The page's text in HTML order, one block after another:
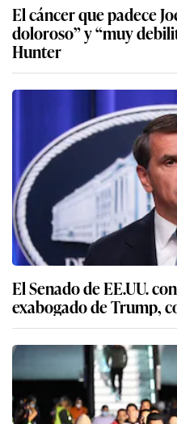
El cáncer que padece
doloroso” y “muy
Hunter
El Senado de EE.UU.
exabogado de Trump,